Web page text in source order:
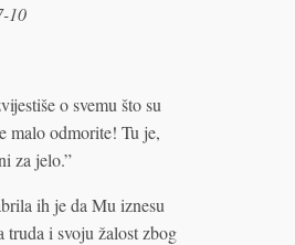
10
o svemu što su
malo odmorite! Tu je,
za jelo.”
ih je da Mu iznesu
truda i svoju žalost zbog